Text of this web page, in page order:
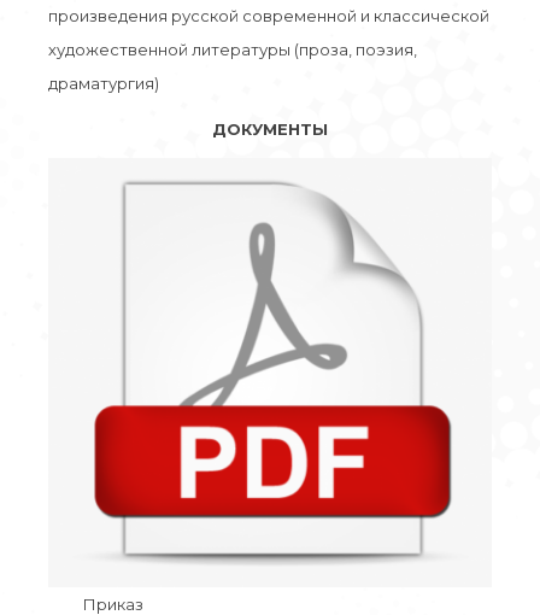
произведения русской современной и классической
художественной литературы (проза, поэзия,
драматургия)
ДОКУМЕНТЫ
Приказ